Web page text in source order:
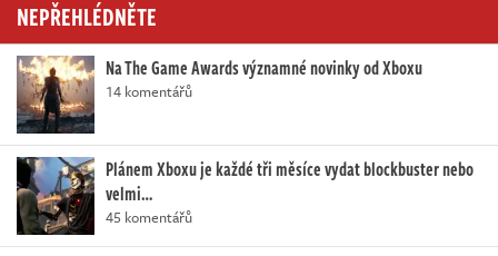
NEPŘEHLÉDNĚTE
Na The Game Awards významné novinky od Xboxu
14 komentářů
Plánem Xboxu je každé tři měsíce vydat blockbuster nebo
velmi…
45 komentářů